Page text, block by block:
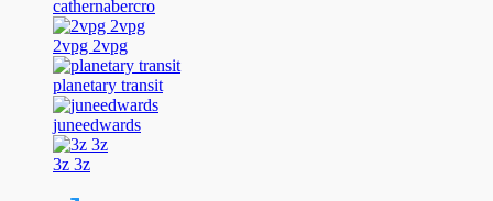
cathernabercro
2vpg 2vpg
planetary transit
juneedwards
3z 3z